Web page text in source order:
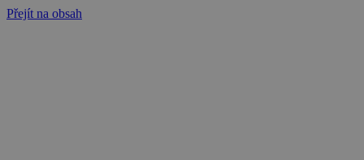
Přejít na obsah